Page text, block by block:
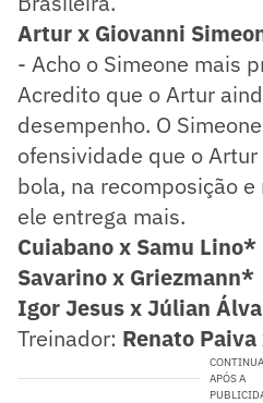
Artur x Giovanni
- Acho o Simeone mais
Acredito que o Artur
desempenho. O
ofensividade que o
bola, na recomposição
ele entrega mais.
Cuiabano x Samu Lino*
Savarino x Griezmann*
Igor Jesus xJúlian
Treinador: Renato
CONTINUA
APÓS A